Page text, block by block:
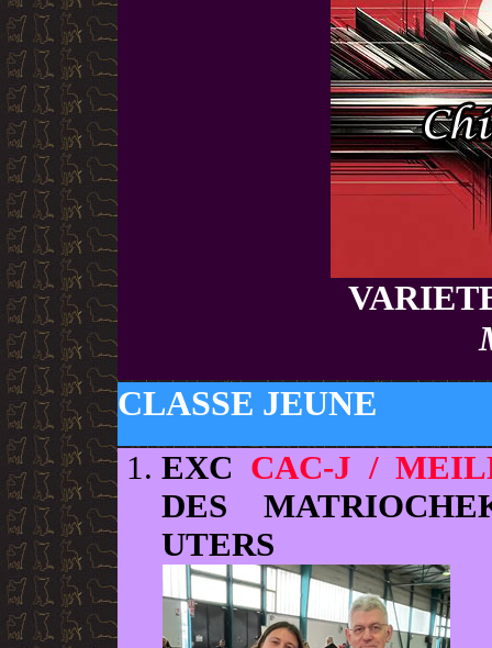
CLASSE JEUNE
EXC CAC-J /
DES
UTERS